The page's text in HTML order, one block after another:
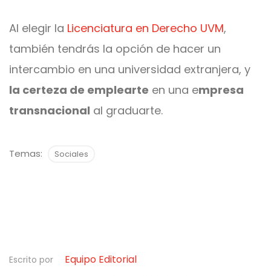
Al elegir la Licenciatura en Derecho UVM,
también tendrás la opción de hacer un
intercambio en una universidad extranjera, y
la certeza de emplearte en una empresa
transnacional al graduarte.
Temas: Sociales
Escrito por
Equipo Editorial